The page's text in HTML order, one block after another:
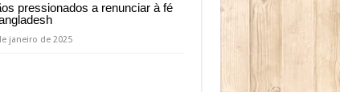
pressionados a renunciar à fé
janeiro de 2025